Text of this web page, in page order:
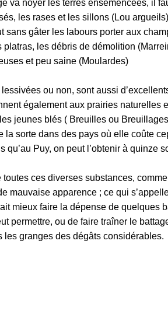
va noyer les terres ensemencées, il
les rases et les sillons (Lou
gâter les labours porter aux
platras, les débris de démolition
et peu saine (Moulardes)
ou non, sont aussi
également aux prairies naturelles
jeunes blés ( Breuilles ou
la sorte dans des pays où elle coûte
qu’au Puy, on peut l’obtenir à quinze
ces diverses substances,
mauvaise apparence ; ce qui
mieux faire la dépense de quelques
permettre, ou de faire traîner le
les granges des dégâts considérables.